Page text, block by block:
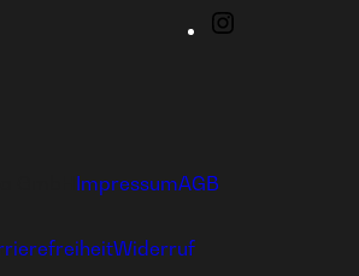
ImpressumAGB
Widerruf